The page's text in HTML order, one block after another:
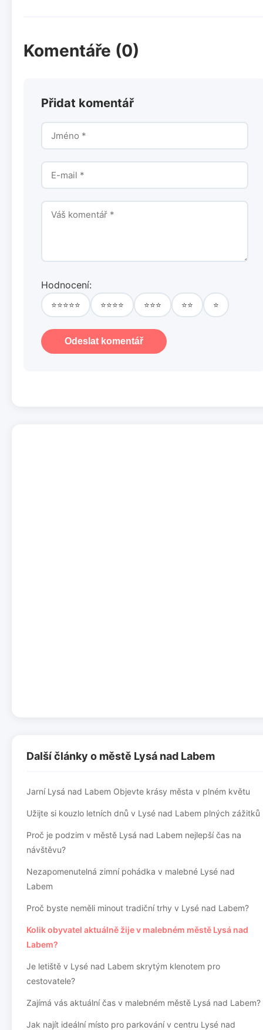
Komentáře (0)
Přidat komentář
Hodnocení:
⭐⭐⭐⭐⭐ ⭐⭐⭐⭐ ⭐⭐⭐ ⭐⭐ ⭐
Odeslat komentář
Další články o městě Lysá nad Labem
Jarní Lysá nad Labem Objevte krásy města v plném květu
Užijte si kouzlo letních dnů v Lysé nad Labem plných zážitků
Proč je podzim v městě Lysá nad Labem nejlepší čas na
návštěvu?
Nezapomenutelná zimní pohádka v malebné Lysé nad
Labem
Proč byste neměli minout tradiční trhy v Lysé nad Labem?
Kolik obyvatel aktuálně žije v malebném městě Lysá nad
Labem?
Je letiště v Lysé nad Labem skrytým klenotem pro
cestovatele?
Zajímá vás aktuální čas v malebném městě Lysá nad Labem?
Jak najít ideální místo pro parkování v centru Lysé nad